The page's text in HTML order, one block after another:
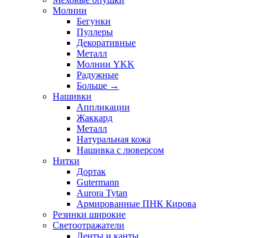
Молнии
Бегунки
Пуллеры
Декоративные
Металл
Молнии YKK
Радужные
Больше →
Нашивки
Аппликации
Жаккард
Металл
Натуральная кожа
Нашивка с люверсом
Нитки
Дортак
Gutermann
Aurora Tytan
Армированные ПНК Кирова
Резинки широкие
Светоотражатели
Ленты и канты